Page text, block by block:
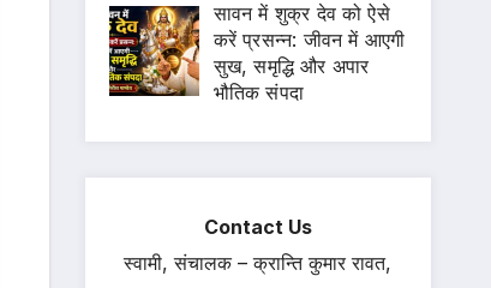
सावन में शुक्र देव को ऐसे
करें प्रसन्न: जीवन में आएगी
सुख, समृद्धि और अपार
भौतिक संपदा
Contact Us
स्वामी, संचालक – क्रान्ति कुमार रावत,